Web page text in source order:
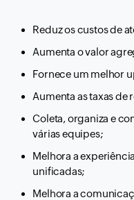
Reduz os custos de
Aumenta o valor
Fornece um melhor
Aumenta as taxas de
Coleta, organiza e
várias equipes;
Melhora a
unificadas;
Melhora a